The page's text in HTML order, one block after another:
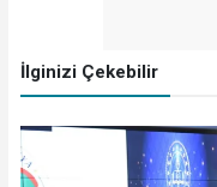
İlginizi Çekebilir